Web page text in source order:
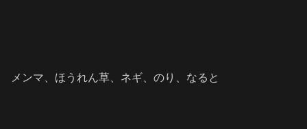
メンマ、ほうれん草、ネギ、のり、なると